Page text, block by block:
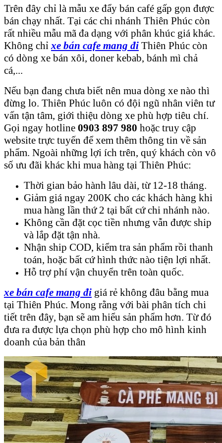
Trên đây chỉ là mẫu xe đẩy bán café gấp gọn được
bán chạy nhất. Tại các chi nhánh Thiên Phúc còn
rất nhiều mẫu mã đa dạng với phân khúc giá khác.
Không chỉ xe bán cafe mang đi Thiên Phúc còn
có dòng xe bán xôi, doner kebab, bánh mì chả
cá,...
Nếu bạn đang chưa biết nên mua dòng xe nào thì
đừng lo. Thiên Phúc luôn có đội ngũ nhân viên tư
vấn tận tâm, giới thiệu dòng xe phù hợp tiêu chí.
Gọi ngay hotline 0903 897 980 hoặc truy cập
website trực tuyến để xem thêm thông tin về sản
phẩm. Ngoài những lợi ích trên, quý khách còn vô
số ưu đãi khác khi mua hàng tại Thiên Phúc:
Thời gian bảo hành lâu dài, từ 12-18 tháng.
Giảm giá ngay 200K cho các khách hàng khi
mua hàng lần thứ 2 tại bất cứ chi nhánh nào.
Không cần đặt cọc tiền nhưng vẫn được ship
và lắp đặt tận nhà.
Nhận ship COD, kiểm tra sản phẩm rồi thanh
toán, hoặc bất cứ hình thức nào tiện lợi nhất.
Hỗ trợ phí vận chuyển trên toàn quốc.
xe bán cafe mang đi giá rẻ không đâu bằng mua
tại Thiên Phúc. Mong rằng với bài phân tích chi
tiết trên đây, bạn sẽ am hiểu sản phẩm hơn. Từ đó
đưa ra được lựa chọn phù hợp cho mô hình kinh
doanh của bản thân